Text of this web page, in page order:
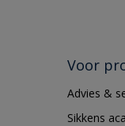
Voor
Advies &
Sikkens